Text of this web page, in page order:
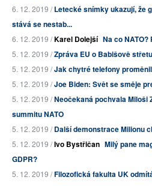
6. 12. 2019 /Letecké snímky ukazují, že
stává se nestab...
6. 12. 2019 /Karel Dolejší Na co
5. 12. 2019 /Zpráva EU o Babišově
5. 12. 2019 /Jak chytré telefony
5. 12. 2019 /Joe Biden: Svět se směje
5. 12. 2019 /Neočekaná pochvala Miloši
summitu NATO
5. 12. 2019 /Další demonstrace Milionu
5. 12. 2019 /Ivo Bystřičan Milý pane
GDPR?
5. 12. 2019 /Filozofická fakulta UK